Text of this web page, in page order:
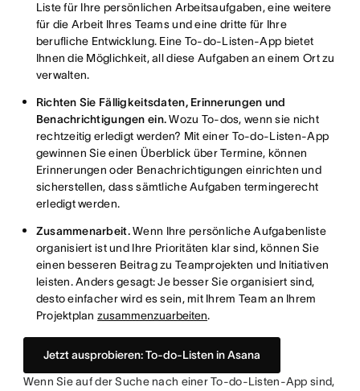
Liste für Ihre persönlichen Arbeitsaufgaben, eine weitere
für die Arbeit Ihres Teams und eine dritte für Ihre
berufliche Entwicklung. Eine To-do-Listen-App bietet
Ihnen die Möglichkeit, all diese Aufgaben an einem Ort zu
verwalten.
Richten Sie Fälligkeitsdaten, Erinnerungen und
Benachrichtigungen ein.Wozu To-dos, wenn sie nicht
rechtzeitig erledigt werden? Mit einer To-do-Listen-App
gewinnen Sie einen Überblick über Termine, können
Erinnerungen oder Benachrichtigungen einrichten und
sicherstellen, dass sämtliche Aufgaben termingerecht
erledigt werden.
Zusammenarbeit.Wenn Ihre persönliche Aufgabenliste
organisiert ist und Ihre Prioritäten klar sind, können Sie
einen besseren Beitrag zu Teamprojekten und Initiativen
leisten. Anders gesagt: Je besser Sie organisiert sind,
desto einfacher wird es sein, mit Ihrem Team an Ihrem
Projektplanzusammenzuarbeiten.
Jetzt ausprobieren: To-do-Listen in Asana
Wenn Sie auf der Suche nach einer To-do-Listen-App sind,